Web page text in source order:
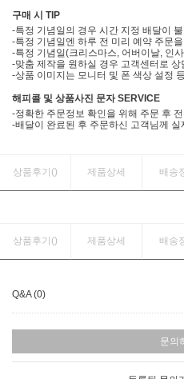
구매 시 TIP
-특정 기념일의 경우 시간 지정 배달이
-특정 기념일엔 하루 전 미리 예약 주문
-특정 기념일(크리스마스, 어버이날, 인
-맞춤 제작을 원하실 경우 고객센터로 상
-상품 이미지는 모니터 및 폰 색상 설정
해피콜 및 상품사진 문자 SERVICE
-정확한 주문정보 확인을 위해 주문 후
-배달이 완료된 후 주문하신 고객님께
상품후기() 제품상세 배송
상품후기() 제품상세 배송
Q&A (0)
문의